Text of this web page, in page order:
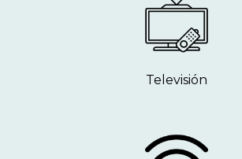
Televisión